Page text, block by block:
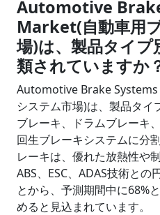
Automotive
Market(自動車用
場)は、製品タイ
類されていますか
Automotive Brake
システム市場)は、製品タイ
ブレーキ、ドラムブレーキ
回生ブレーキシステムに分
レーキは、優れた放熱性や
ABS、ESC、ADAS技術との
とから、予測期間中に68%
めると見込まれています。